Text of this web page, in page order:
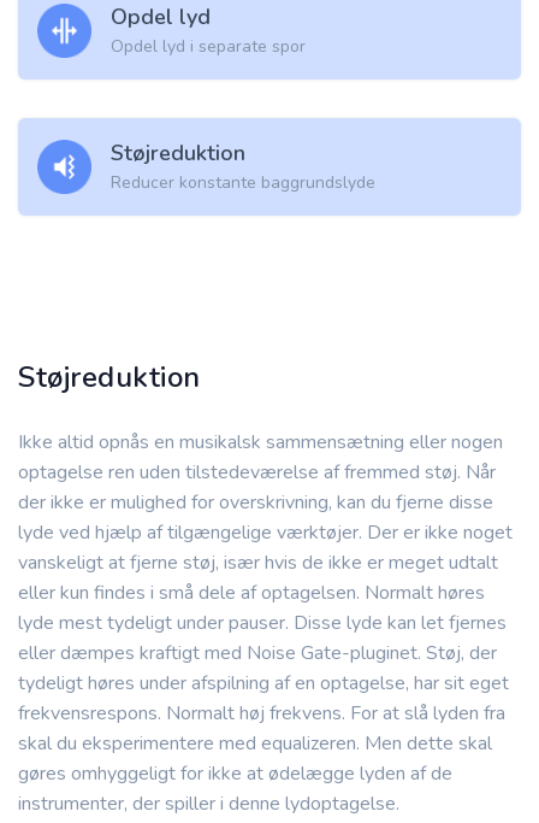
Opdel lyd
Opdel lyd i separate spor
Støjreduktion
Reducer konstante baggrundslyde
Støjreduktion
Ikke altid opnås en musikalsk sammensætning eller nogen
optagelse ren uden tilstedeværelse af fremmed støj. Når
der ikke er mulighed for overskrivning, kan du fjerne disse
lyde ved hjælp af tilgængelige værktøjer. Der er ikke noget
vanskeligt at fjerne støj, især hvis de ikke er meget udtalt
eller kun findes i små dele af optagelsen. Normalt høres
lyde mest tydeligt under pauser. Disse lyde kan let fjernes
eller dæmpes kraftigt med Noise Gate-pluginet. Støj, der
tydeligt høres under afspilning af en optagelse, har sit eget
frekvensrespons. Normalt høj frekvens. For at slå lyden fra
skal du eksperimentere med equalizeren. Men dette skal
gøres omhyggeligt for ikke at ødelægge lyden af de
instrumenter, der spiller i denne lydoptagelse.